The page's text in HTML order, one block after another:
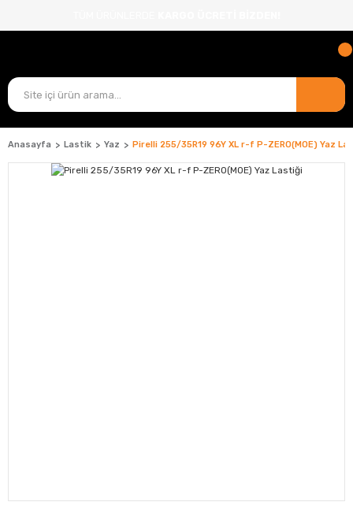
Anasayfa Lastik Yaz Pirelli 255/35R19 96Y XL r-f P-ZERO(MOE) Yaz